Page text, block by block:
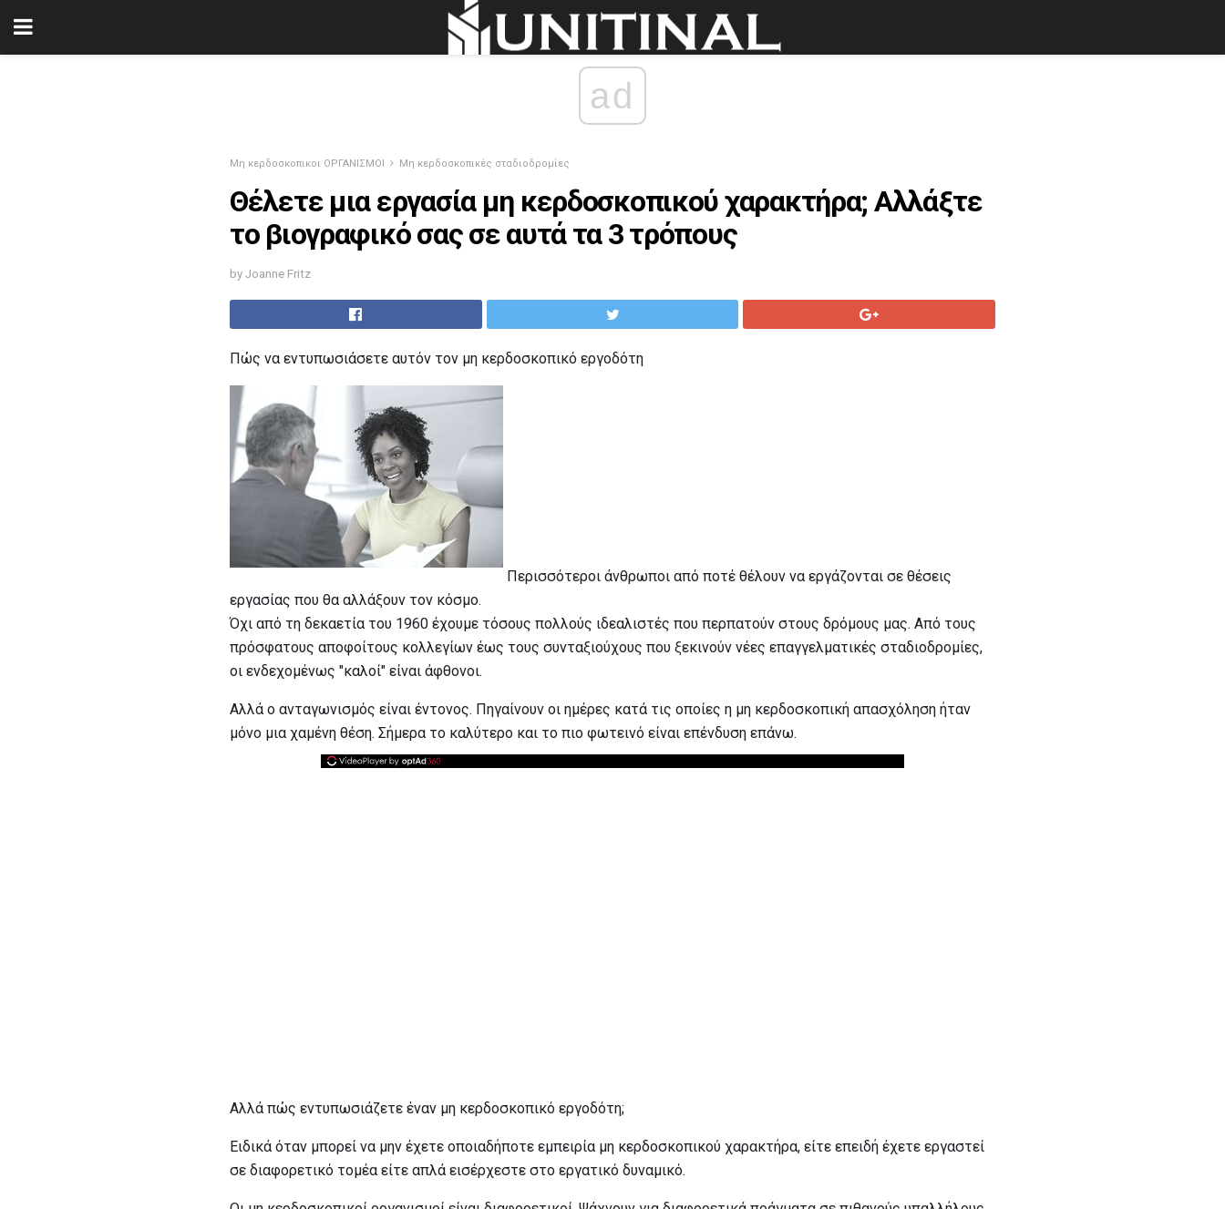
ad
Μη κερδοσκοπικοι ΟΡΓΑΝΙΣΜΟΙ Μη κερδοσκοπικές σταδιοδρομίες
Θέλετε μια εργασία μη κερδοσκοπικού χαρακτήρα; Αλλάξτε
το βιογραφικό σας σε αυτά τα 3 τρόπους
by Joanne Fritz
Πώς να εντυπωσιάσετε αυτόν τον μη κερδοσκοπικό εργοδότη
Περισσότεροι άνθρωποι από ποτέ θέλουν να εργάζονται σε θέσεις
εργασίας που θα αλλάξουν τον κόσμο.
Όχι από τη δεκαετία του 1960 έχουμε τόσους πολλούς ιδεαλιστές που περπατούν στους δρόμους μας. Από τους
πρόσφατους αποφοίτους κολλεγίων έως τους συνταξιούχους που ξεκινούν νέες επαγγελματικές σταδιοδρομίες,
οι ενδεχομένως "καλοί" είναι άφθονοι.
Αλλά ο ανταγωνισμός είναι έντονος. Πηγαίνουν οι ημέρες κατά τις οποίες η μη κερδοσκοπική απασχόληση ήταν
μόνο μια χαμένη θέση. Σήμερα το καλύτερο και το πιο φωτεινό είναι επένδυση επάνω.
Αλλά πώς εντυπωσιάζετε έναν μη κερδοσκοπικό εργοδότη;
Ειδικά όταν μπορεί να μην έχετε οποιαδήποτε εμπειρία μη κερδοσκοπικού χαρακτήρα, είτε επειδή έχετε εργαστεί
σε διαφορετικό τομέα είτε απλά εισέρχεστε στο εργατικό δυναμικό.